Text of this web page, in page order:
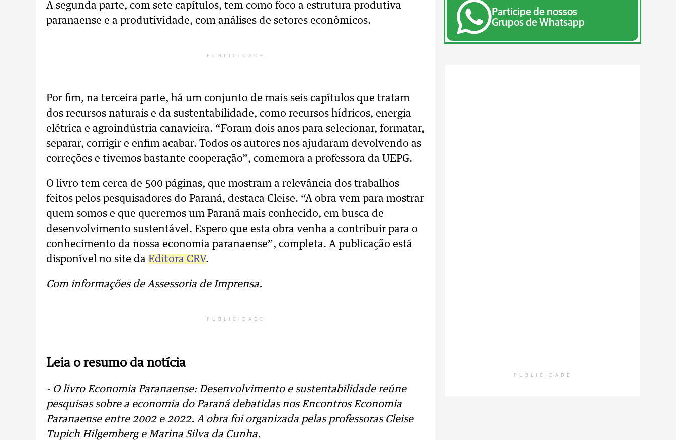
A segunda parte, com sete capítulos, tem como foco a estrutura produtiva
paranaense e a produtividade, com análises de setores econômicos.
PUBLICIDADE
Por fim, na terceira parte, há um conjunto de mais seis capítulos que tratam
dos recursos naturais e da sustentabilidade, como recursos hídricos, energia
elétrica e agroindústria canavieira. “Foram dois anos para selecionar, formatar,
separar, corrigir e enfim acabar. Todos os autores nos ajudaram devolvendo as
correções e tivemos bastante cooperação”, comemora a professora da UEPG.
O livro tem cerca de 500 páginas, que mostram a relevância dos trabalhos
feitos pelos pesquisadores do Paraná, destaca Cleise. “A obra vem para mostrar
quem somos e que queremos um Paraná mais conhecido, em busca de
desenvolvimento sustentável. Espero que esta obra venha a contribuir para o
conhecimento da nossa economia paranaense”, completa. A publicação está
disponível no site da Editora CRV.
Com informações de Assessoria de Imprensa.
PUBLICIDADE
Leia o resumo da notícia
- O livro Economia Paranaense: Desenvolvimento e sustentabilidade reúne
pesquisas sobre a economia do Paraná debatidas nos Encontros Economia
Paranaense entre 2002 e 2022. A obra foi organizada pelas professoras Cleise
Tupich Hilgemberg e Marina Silva da Cunha.
Participe de nossos
Grupos de Whatsapp
PUBLICIDADE